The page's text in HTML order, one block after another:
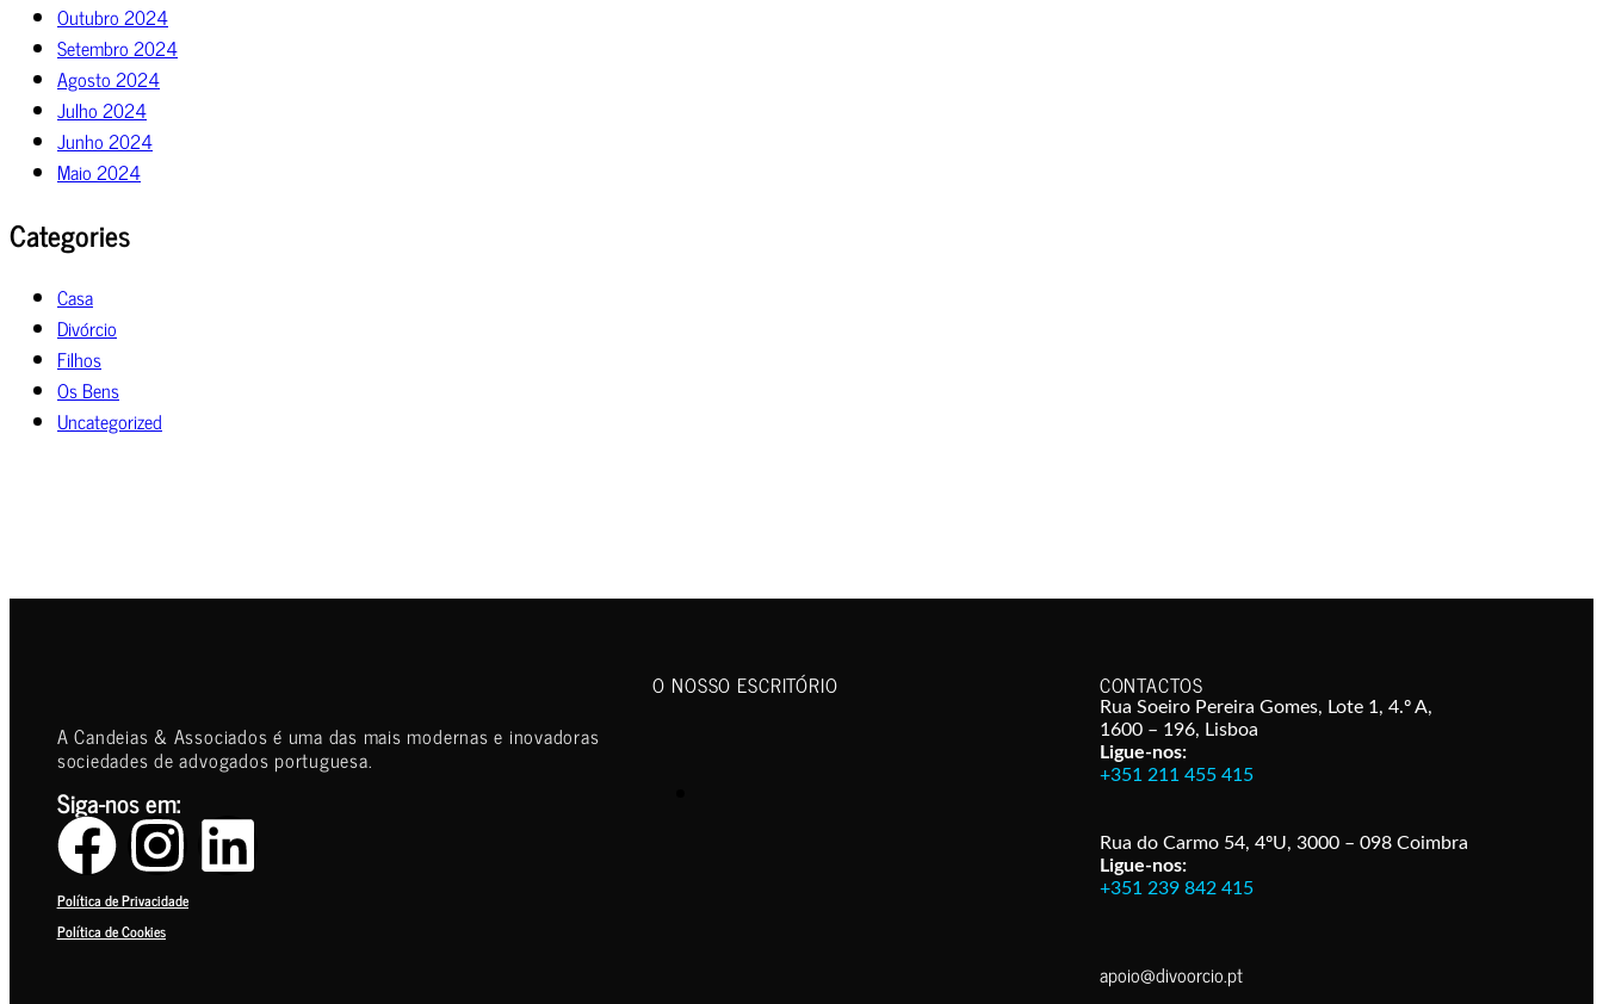
Outubro 2024
Setembro 2024
Agosto 2024
Julho 2024
Junho 2024
Maio 2024
Categories
Casa
Divórcio
Filhos
Os Bens
Uncategorized
A Candeias & Associados é uma das mais modernas e inovadoras
sociedades de advogados portuguesa.
Siga-nos em:
Política de Privacidade
Política de Cookies
O NOSSO ESCRITÓRIO CONTACTOS
Rua Soeiro Pereira Gomes, Lote 1, 4.º A,
1600 – 196, Lisboa
Ligue-nos:
+351 211 455 415
Rua do Carmo 54, 4ºU, 3000 – 098 Coimbra
Ligue-nos:
+351 239 842 415
apoio@divoorcio.pt